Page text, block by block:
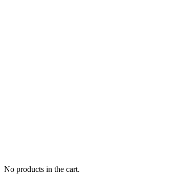
No products in the cart.